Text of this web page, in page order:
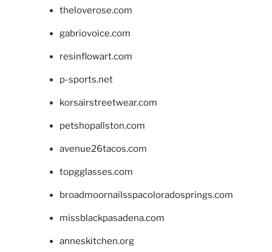
theloverose.com
gabriovoice.com
resinflowart.com
p-sports.net
korsairstreetwear.com
petshopallston.com
avenue26tacos.com
topgglasses.com
broadmoornailsspacoloradosprings.com
missblackpasadena.com
anneskitchen.org